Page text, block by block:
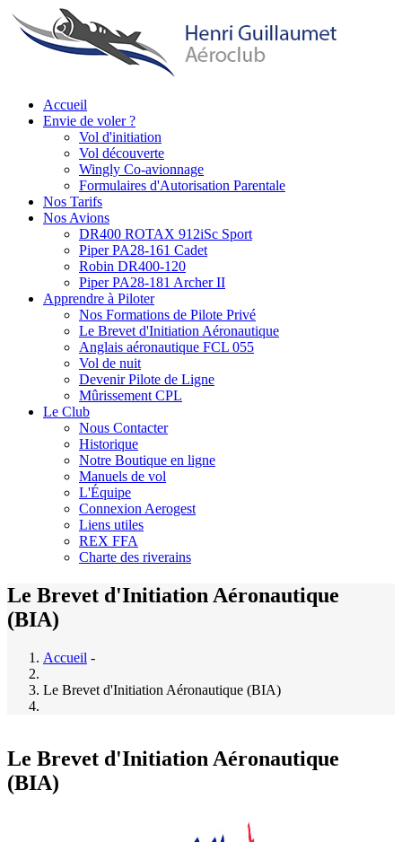
Aller
au
contenu
Main
navigation
Accueil
Envie de voler ?
Vol d'initiation
Vol découverte
Wingly Co-avionnage
Formulaires d'Autorisation Parentale
Nos Tarifs
Nos Avions
DR400 ROTAX 912iSc Sport
Piper PA28-161 Cadet
Robin DR400-120
Piper PA28-181 Archer II
Apprendre à Piloter
Nos Formations de Pilote Privé
Le Brevet d'Initiation Aéronautique
Anglais aéronautique FCL 055
Vol de nuit
Devenir Pilote de Ligne
Mûrissement CPL
Le Club
Nous Contacter
Historique
Notre Boutique en ligne
Manuels de vol
L'Équipe
Connexion Aerogest
Liens utiles
REX FFA
Charte des riverains
Le Brevet d'Initiation Aéronautique
(BIA)
Accueil -
Le Brevet d'Initiation Aéronautique (BIA)
Le Brevet d'Initiation Aéronautique
(BIA)